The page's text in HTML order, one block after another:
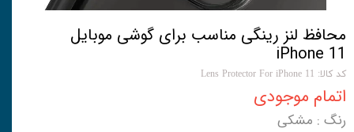
محافظ لنز رینگی مناسب برای گوشی موبایل
iPhone 11
کد کالا: Lens Protector For iPhone 11
اتمام موجودی
رنگ : مشکی